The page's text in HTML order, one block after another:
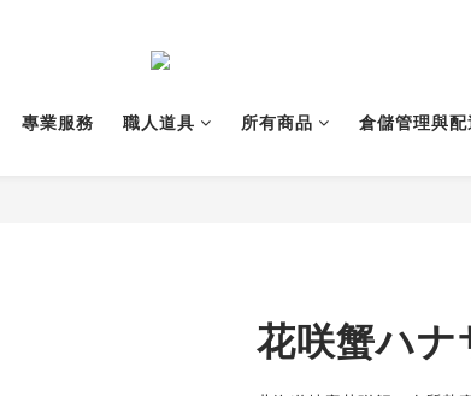
專業服務 職人道具 所有商品 倉儲管理與配
花咲蟹ハナ